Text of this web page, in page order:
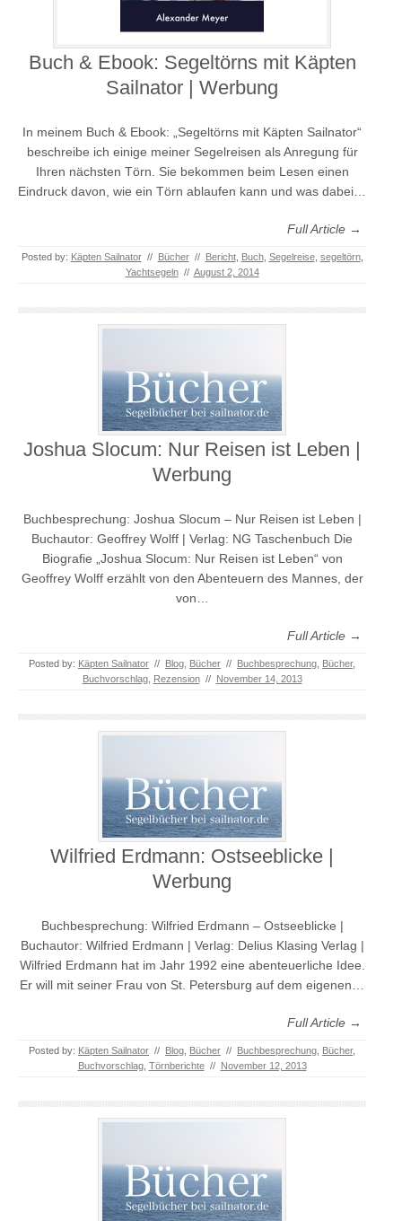
Buch & Ebook: Segeltörns mit Käpten
Sailnator | Werbung
In meinem Buch & Ebook: „Segeltörns mit Käpten Sailnator“
beschreibe ich einige meiner Segelreisen als Anregung für
Ihren nächsten Törn. Sie bekommen beim Lesen einen
Eindruck davon, wie ein Törn ablaufen kann und was dabei…
Full Article →
Posted by: Käpten Sailnator // Bücher // Bericht, Buch, Segelreise, segeltörn,
Yachtsegeln // August 2, 2014
Joshua Slocum: Nur Reisen ist Leben |
Werbung
Buchbesprechung: Joshua Slocum – Nur Reisen ist Leben |
Buchautor: Geoffrey Wolff | Verlag: NG Taschenbuch Die
Biografie „Joshua Slocum: Nur Reisen ist Leben“ von
Geoffrey Wolff erzählt von den Abenteuern des Mannes, der
von…
Full Article →
Posted by: Käpten Sailnator // Blog Bücher // Buchbesprechung Bücher,
Buchvorschlag, Rezension // November 14, 2013
Wilfried Erdmann: Ostseeblicke |
Werbung
Buchbesprechung: Wilfried Erdmann – Ostseeblicke |
Buchautor: Wilfried Erdmann | Verlag: Delius Klasing Verlag |
Wilfried Erdmann hat im Jahr 1992 eine abenteuerliche Idee.
Er will mit seiner Frau von St. Petersburg auf dem eigenen…
Full Article →
Posted by: Käpten Sailnator // Blog Bücher // Buchbesprechung Bücher,
Buchvorschlag, Törnberichte // November 12, 2013